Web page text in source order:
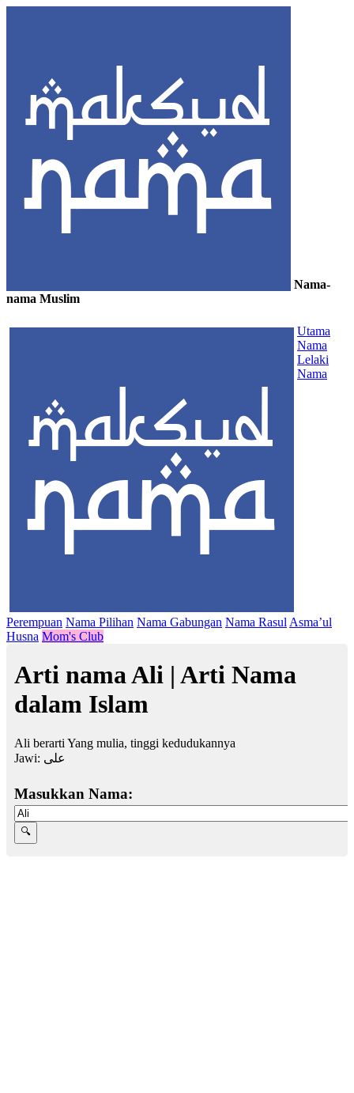
Nama-
nama Muslim
Utama
Nama
Lelaki
Nama
Perempuan Nama Pilihan Nama Gabungan Nama Rasul Asma’ul
Husna Mom's Club
Arti nama Ali | Arti Nama
dalam Islam
Ali berarti Yang mulia, tinggi kedudukannya
Jawi: على
Masukkan Nama: